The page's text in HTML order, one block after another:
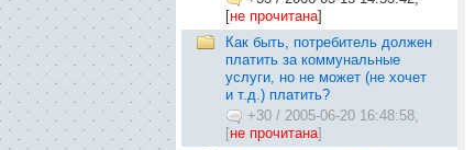
[не прочитана]
Как быть, потребитель должен
платить за коммунальные
услуги, но не может (не хочет
и т.д.) платить?
+30 / 2005-06-20 16:48:58,
[не прочитана]